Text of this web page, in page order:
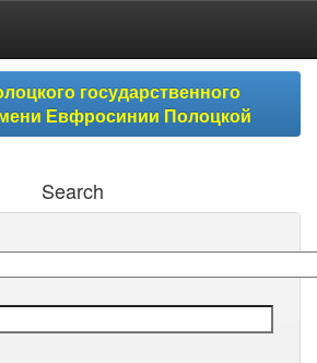
государственного
Евфросинии Полоцкой
Search